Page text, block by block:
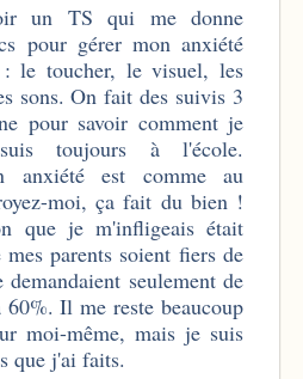
un TS qui me donne
pour gérer mon anxiété
le toucher, le visuel, les
sons. On fait des suivis 3
pour savoir comment je
toujours à l'école.
anxiété est comme au
moi, ça fait du bien !
que je m'infligeais était
parents soient fiers de
seulement de
60%. Il me reste beaucoup
moi-même, mais je suis
que j'ai faits.